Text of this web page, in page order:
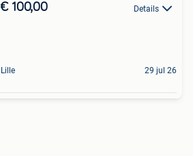
€ 100,00 Details
Lille 29 jul 26